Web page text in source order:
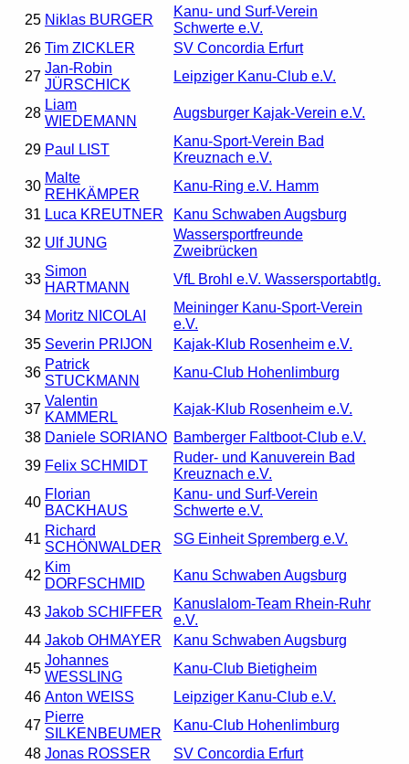
25 Niklas BURGER
Kanu- und Surf-Verein
Schwerte e.V.
26 Tim ZICKLER
SV Concordia Erfurt
27
Jan-Robin
JÜRSCHICK
Leipziger Kanu-Club e.V.
28
Liam
WIEDEMANN
Augsburger Kajak-Verein e.V.
29 Paul LIST
Kanu-Sport-Verein Bad
Kreuznach e.V.
30
Malte
REHKÄMPER
Kanu-Ring e.V. Hamm
31 Luca KREUTNER
Kanu Schwaben Augsburg
32 Ulf JUNG
Wassersportfreunde
Zweibrücken
33
Simon
HARTMANN
VfL Brohl e.V. Wassersportabtlg.
34 Moritz NICOLAI
Meininger Kanu-Sport-Verein
e.V.
35 Severin PRIJON
Kajak-Klub Rosenheim e.V.
36
Patrick
STUCKMANN
Kanu-Club Hohenlimburg
37
Valentin
KAMMERL
Kajak-Klub Rosenheim e.V.
38 Daniele SORIANO Bamberger Faltboot-Club e.V.
39 Felix SCHMIDT
Ruder- und Kanuverein Bad
Kreuznach e.V.
40
Florian
BACKHAUS
Kanu- und Surf-Verein
Schwerte e.V.
41
Richard
SCHÖNWALDER
SG Einheit Spremberg e.V.
42
Kim
DORFSCHMID
Kanu Schwaben Augsburg
43 Jakob SCHIFFER
Kanuslalom-Team Rhein-Ruhr
e.V.
44 Jakob OHMAYER
Kanu Schwaben Augsburg
45
Johannes
WESSLING
Kanu-Club Bietigheim
46 Anton WEISS
Leipziger Kanu-Club e.V.
47
Pierre
SILKENBEUMER
Kanu-Club Hohenlimburg
48 Jonas ROSSER
SV Concordia Erfurt